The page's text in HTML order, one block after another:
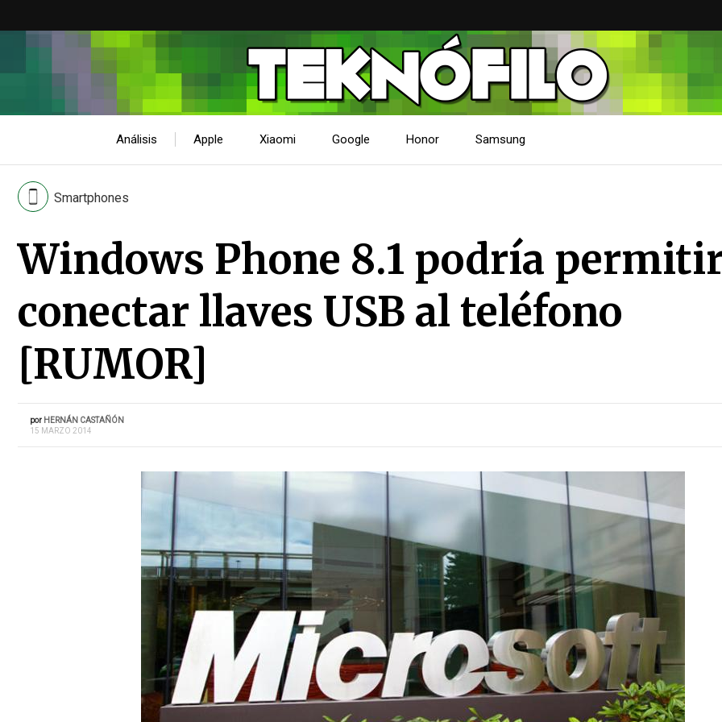
Análisis Apple Xiaomi Google Honor Samsung
Smartphones
Windows Phone 8.1 podría
conectar llaves USB al teléfono
[RUMOR]
por HERNÁN CASTAÑÓN
15 MARZO 2014